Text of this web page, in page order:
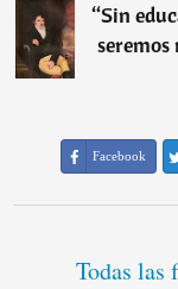
“Sin
seremos
Facebook
Todas las